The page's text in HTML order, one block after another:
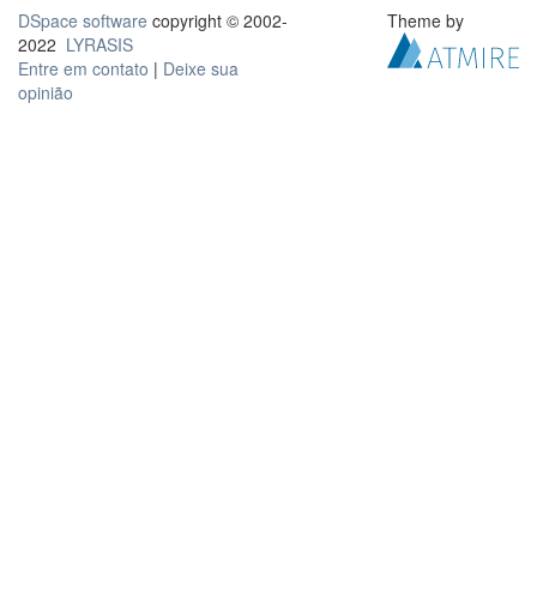
DSpace software copyright © 2002-
2022 LYRASIS
Entre em contato | Deixe sua
opinião
Theme by